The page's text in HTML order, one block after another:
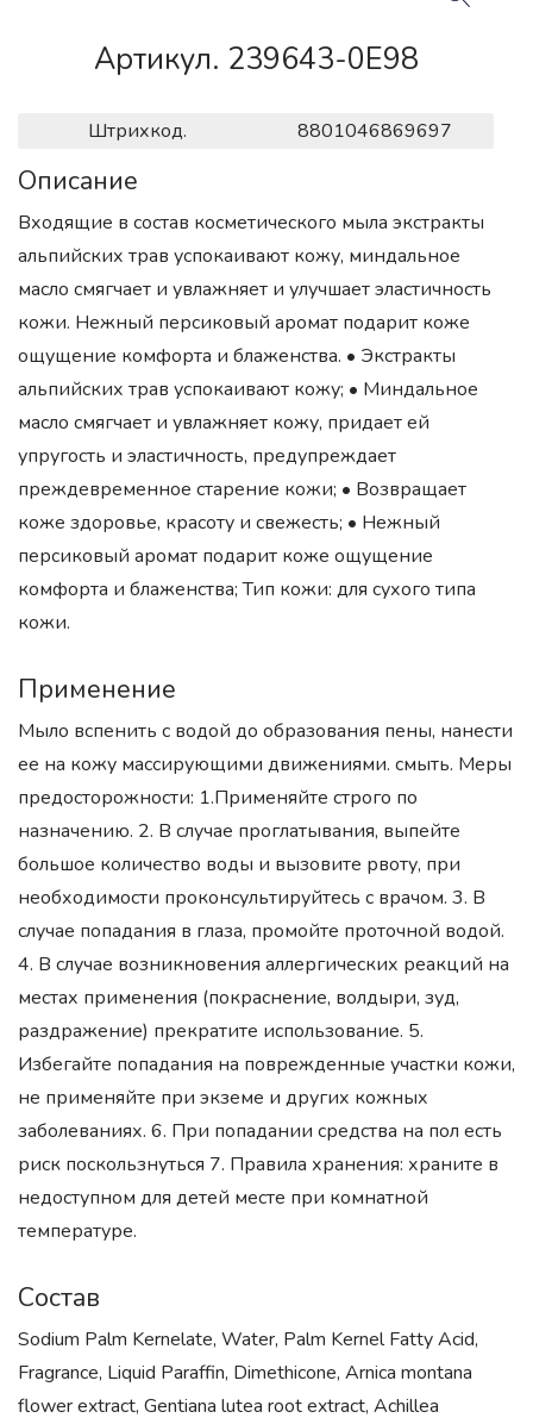
Артикул. 239643-0E98
Штрихкод. 8801046869697
Описание
Входящие в состав косметического мыла экстракты
альпийских трав успокаивают кожу, миндальное
масло смягчает и увлажняет и улучшает эластичность
кожи. Нежный персиковый аромат подарит коже
ощущение комфорта и блаженства. • Экстракты
альпийских трав успокаивают кожу; • Миндальное
масло смягчает и увлажняет кожу, придает ей
упругость и эластичность, предупреждает
преждевременное старение кожи; • Возвращает
коже здоровье, красоту и свежесть; • Нежный
персиковый аромат подарит коже ощущение
комфорта и блаженства; Тип кожи: для сухого типа
кожи.
Применение
Мыло вспенить с водой до образования пены, нанести
ее на кожу массирующими движениями. смыть. Меры
предосторожности: 1.Применяйте строго по
назначению. 2. В случае проглатывания, выпейте
большое количество воды и вызовите рвоту, при
необходимости проконсультируйтесь с врачом. 3. В
случае попадания в глаза, промойте проточной водой.
4. В случае возникновения аллергических реакций на
местах применения (покраснение, волдыри, зуд,
раздражение) прекратите использование. 5.
Избегайте попадания на поврежденные участки кожи,
не применяйте при экземе и других кожных
заболеваниях. 6. При попадании средства на пол есть
риск поскользнуться 7. Правила хранения: храните в
недоступном для детей месте при комнатной
температуре.
Состав
Sodium Palm Kernelate, Water, Palm Kernel Fatty Acid,
Fragrance, Liquid Paraffin, Dimethicone, Arnica montana
flower extract, Gentiana lutea root extract, Achillea